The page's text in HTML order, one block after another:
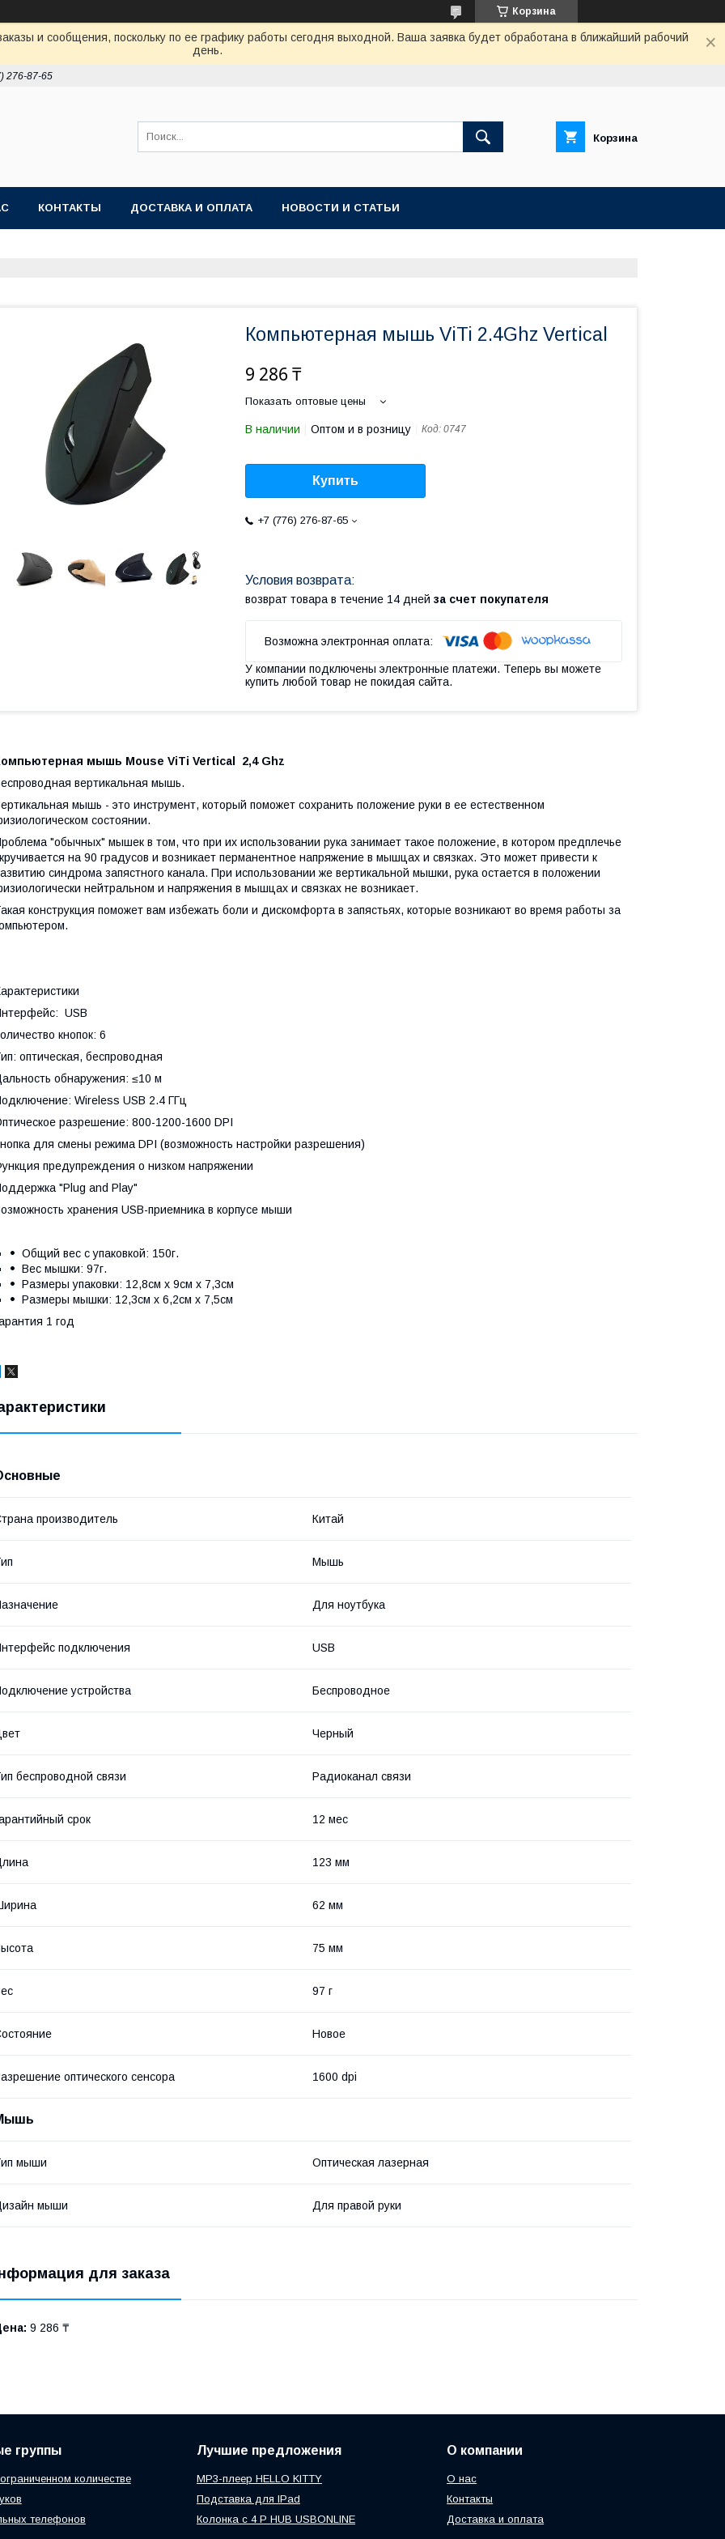
Корзина
и сообщения, поскольку по ее графику работы сегодня выходной. Ваша заявка будет обработана в ближайший рабочий
день.
276-87-65
Корзина
КОНТАКТЫ ДОСТАВКА И ОПЛАТА НОВОСТИ И СТАТЬИ
Компьютерная мышь ViTi 2.4Ghz Vertical
9 286 ₸
Показать оптовые цены
В наличии Оптом и в розницу Код: 0747
Купить
+7 (776) 276-87-65
возврат товара в течение 14 дней за счет покупателя
У компании подключены электронные платежи. Теперь вы можете
купить любой товар не покидая сайта.
мышь Mouse ViTi Vertical 2,4 Ghz
вертикальная мышь.
мышь - это инструмент, который поможет сохранить положение руки в ее естественном
состоянии.
"обычных" мышек в том, что при их использовании рука занимает такое положение, в котором предплечье
на 90 градусов и возникает перманентное напряжение в мышцах и связках. Это может привести к
синдрома запястного канала. При использовании же вертикальной мышки, рука остается в положении
нейтральном и напряжения в мышцах и связках не возникает.
конструкция поможет вам избежать боли и дискомфорта в запястьях, которые возникают во время работы за
USB
кнопок: 6
оптическая, беспроводная
обнаружения: ≤10 м
Wireless USB 2.4 ГГц
разрешение: 800-1200-1600 DPI
для смены режима DPI (возможность настройки разрешения)
предупреждения о низком напряжении
"Plug and Play"
хранения USB-приемника в корпусе мыши
Общий вес с упаковкой: 150г.
Вес мышки: 97г.
Размеры упаковки: 12,8см х 9см х 7,3см
Размеры мышки: 12,3см х 6,2см х 7,5см
1 год
производитель Китай
Мышь
Для ноутбука
подключения USB
устройства Беспроводное
Черный
беспроводной связи Радиоканал связи
срок 12 мес
123 мм
62 мм
75 мм
97 г
Новое
оптического сенсора 1600 dpi
мыши Оптическая лазерная
мыши Для правой руки
для заказа
9 286 ₸
группы
количестве
телефонов
Лучшие предложения
MP3-плеер HELLO KITTY
Подставка для IPad
Колонка с 4 P HUB USBONLINE
О компании
О нас
Контакты
Доставка и оплата